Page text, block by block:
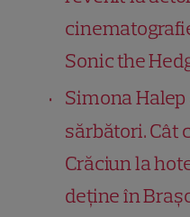
Sonic the
Simona
sărbători. Cât
Crăciun la
deține în